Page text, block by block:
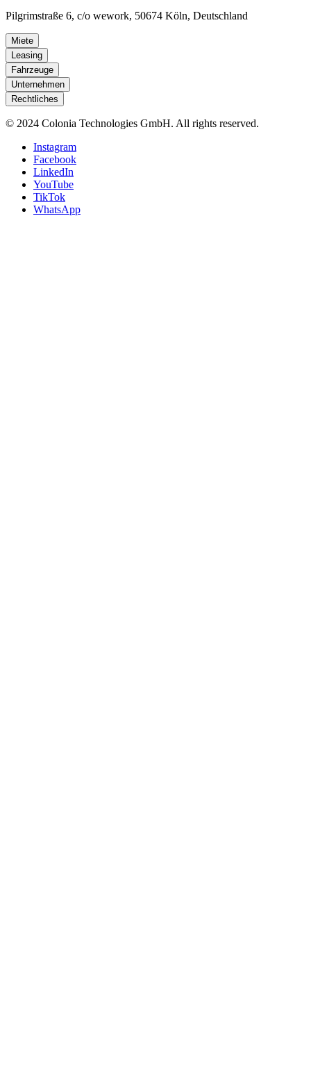
Pilgrimstraße 6, c/o wework, 50674 Köln, Deutschland
Miete
Leasing
Fahrzeuge
Unternehmen
Rechtliches
© 2024 Colonia Technologies GmbH. All rights reserved.
Instagram
Facebook
LinkedIn
YouTube
TikTok
WhatsApp